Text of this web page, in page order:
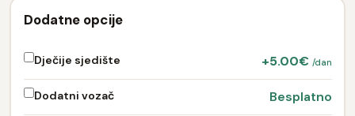
Dodatne opcije
Dječije sjedište +5.00€ /dan
Dodatni vozač Besplatno